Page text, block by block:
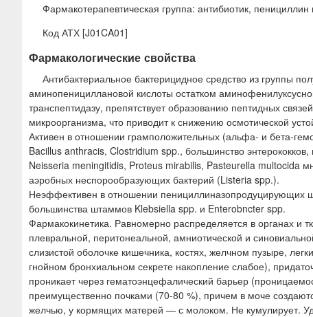
Фармакотерапевтическая группа: антибиотик, пенициллин
Код АТХ [J01CA01]
Фармакологические свойства
Антибактериальное бактерицидное средство из группы
аминопенициллановой кислоты остатком
транспептидазу, препятствует образованию пептидных
микроорганизма, что приводит к снижению осмотической
Активен в отношении грамположительных (альфа- и бета-
Bacillus anthracis, Clostridium spp., большинство
Neisseria meningitidis, Proteus mirabilis, Pasteurella multocida
аэробных неспорообразующих бактерий (Listeria spp.).
Неэффективен в отношении пенициллиназопродуцирующих
большинства штаммов Klebsiella spp. и Enterobncter spp.
Фармакокинетика. Равномерно распределяется в органах и
плевральной, перитонеальной, амниотической и
слизистой оболочке кишечника, костях, желчном пузыре,
гнойном бронхиальном секрете накопление слабое),
проникает через гематоэнцефалический барьер
преимущественно почками (70-80 %), причем в моче
желчью, у кормящих матерей — с молоком. Не кумулирует.